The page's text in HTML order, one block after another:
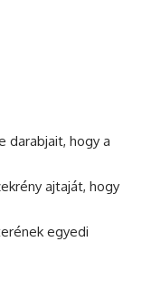
darabjait, hogy a
ajtaját, hogy
egyedi